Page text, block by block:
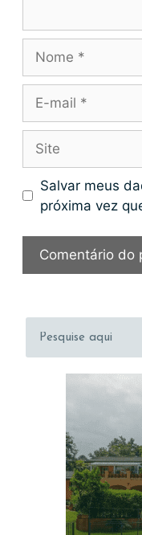
Salvar meus
próxima vez